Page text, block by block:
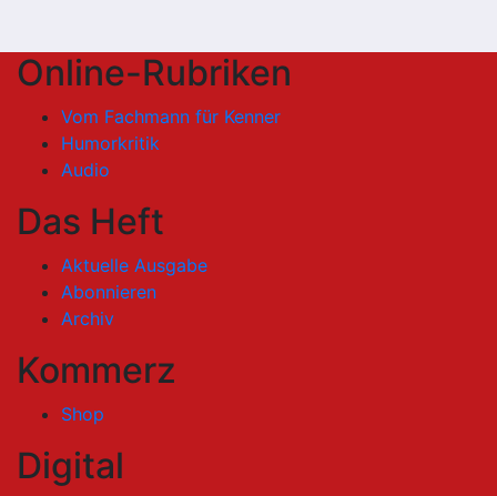
Online-Rubriken
Vom Fachmann für Kenner
Humorkritik
Audio
Das Heft
Aktuelle Ausgabe
Abonnieren
Archiv
Kommerz
Shop
Digital